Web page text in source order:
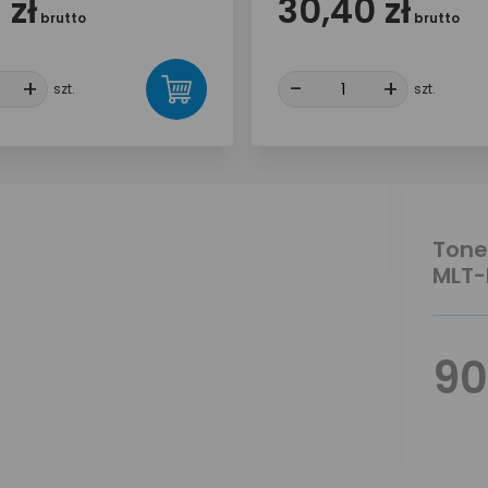
brutto
+ +
szt.
30,40 zł brutto
- + +
szt.